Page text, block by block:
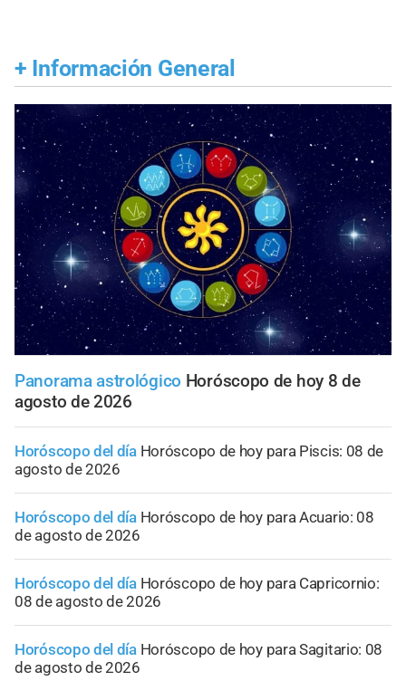
+ Información General
Panorama astrológico Horóscopo de hoy 8 de
agosto de 2026
Horóscopo del día Horóscopo de hoy para Piscis: 08 de
agosto de 2026
Horóscopo del día Horóscopo de hoy para Acuario: 08
de agosto de 2026
Horóscopo del día Horóscopo de hoy para Capricornio:
08 de agosto de 2026
Horóscopo del día Horóscopo de hoy para Sagitario: 08
de agosto de 2026